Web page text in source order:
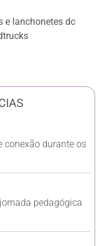
conexão durante os
pedagógica